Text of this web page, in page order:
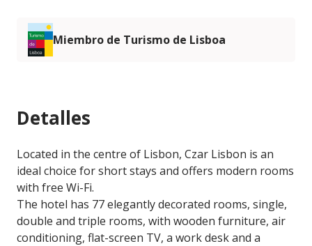
Miembro de Turismo de Lisboa
Detalles
Located in the centre of Lisbon, Czar Lisbon is an
ideal choice for short stays and offers modern rooms
with free Wi-Fi.
The hotel has 77 elegantly decorated rooms, single,
double and triple rooms, with wooden furniture, air
conditioning, flat-screen TV, a work desk and a